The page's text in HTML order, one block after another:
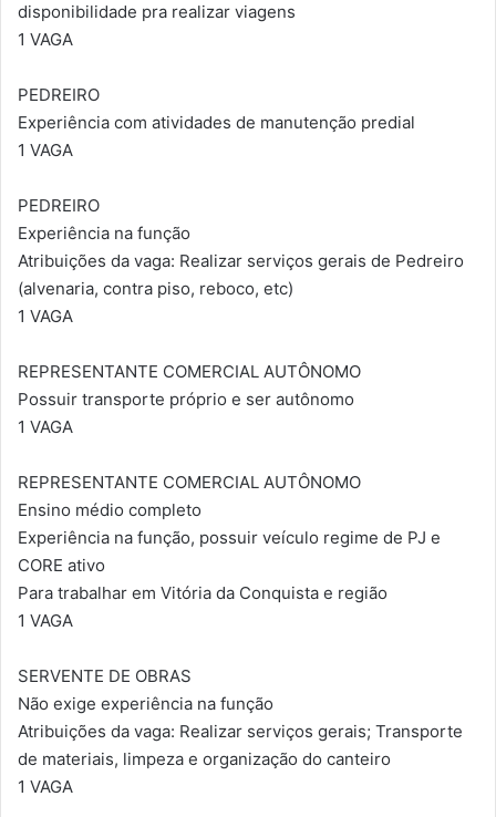
disponibilidade pra realizar viagens
1 VAGA
PEDREIRO
Experiência com atividades de manutenção predial
1 VAGA
PEDREIRO
Experiência na função
Atribuições da vaga: Realizar serviços gerais de Pedreiro
(alvenaria, contra piso, reboco, etc)
1 VAGA
REPRESENTANTE COMERCIAL AUTÔNOMO
Possuir transporte próprio e ser autônomo
1 VAGA
REPRESENTANTE COMERCIAL AUTÔNOMO
Ensino médio completo
Experiência na função, possuir veículo regime de PJ e
CORE ativo
Para trabalhar em Vitória da Conquista e região
1 VAGA
SERVENTE DE OBRAS
Não exige experiência na função
Atribuições da vaga: Realizar serviços gerais; Transporte
de materiais, limpeza e organização do canteiro
1 VAGA